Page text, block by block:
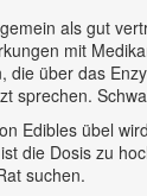
als gut
mit
die über das
sprechen.
Edibles übel
die Dosis zu
suchen.